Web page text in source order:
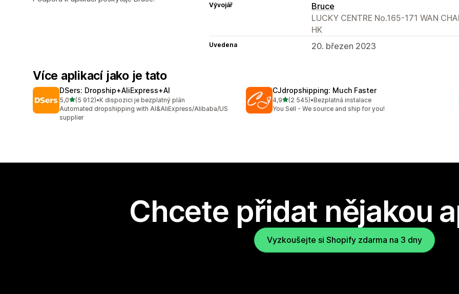
Vývojář
Bruce
LUCKY CENTRE No.165-171 WAN
HK
Uvedena 20. březen 2023
Více aplikací jako je tato
DSers: Dropship+AliExpress+AI
5,0z 5 hvězd
(5 912)
Celkový počet recenzí: 5912
•K dispozici je bezplatný plán
Automated dropshipping with AI&AliExpress/Alibaba/US
supplier
CJdropshipping: Much Faster
4,9z 5 hvězd
(2 545)
Celkový počet recenzí: 2545
•Bezplatná instalace
You Sell - We source and ship for you!
Chcete přidat nějakou
Vyzkoušejte si Shopify zdarma na 3 dny